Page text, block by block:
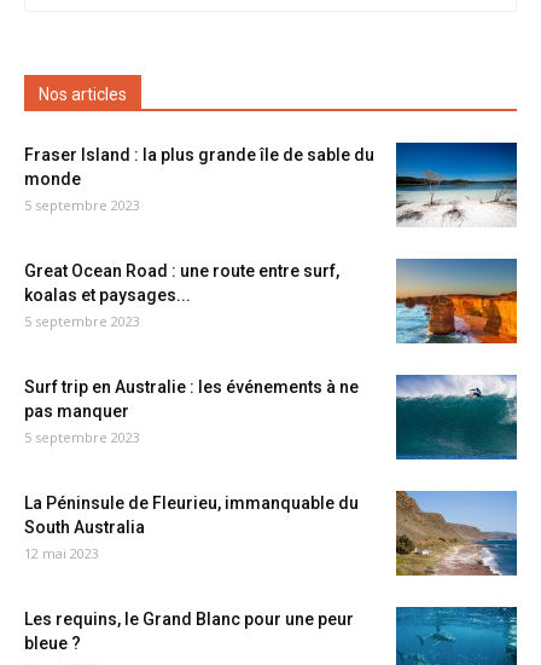
Nos articles
Fraser Island : la plus grande île de sable du
monde
5 septembre 2023
Great Ocean Road : une route entre surf,
koalas et paysages...
5 septembre 2023
Surf trip en Australie : les événements à ne
pas manquer
5 septembre 2023
La Péninsule de Fleurieu, immanquable du
South Australia
12 mai 2023
Les requins, le Grand Blanc pour une peur
bleue ?